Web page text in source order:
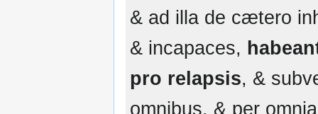
& ad illa de cætero
& incapaces,
pro relapsis, &
omnibus, & per